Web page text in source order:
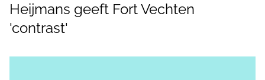
Heijmans geeft Fort Vechten
'contrast'